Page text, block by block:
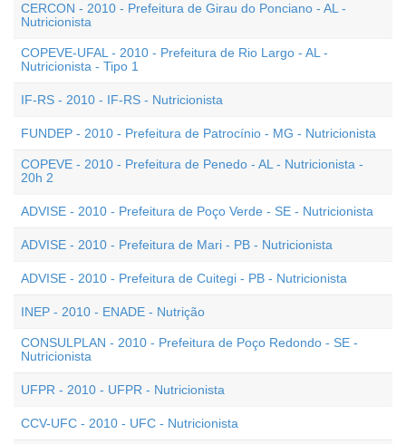
CERCON - 2010 - Prefeitura de Girau do Ponciano - AL -
Nutricionista
COPEVE-UFAL - 2010 - Prefeitura de Rio Largo - AL -
Nutricionista - Tipo 1
IF-RS - 2010 - IF-RS - Nutricionista
FUNDEP - 2010 - Prefeitura de Patrocínio - MG - Nutricionista
COPEVE - 2010 - Prefeitura de Penedo - AL - Nutricionista -
20h 2
ADVISE - 2010 - Prefeitura de Poço Verde - SE - Nutricionista
ADVISE - 2010 - Prefeitura de Mari - PB - Nutricionista
ADVISE - 2010 - Prefeitura de Cuitegi - PB - Nutricionista
INEP - 2010 - ENADE - Nutrição
CONSULPLAN - 2010 - Prefeitura de Poço Redondo - SE -
Nutricionista
UFPR - 2010 - UFPR - Nutricionista
CCV-UFC - 2010 - UFC - Nutricionista